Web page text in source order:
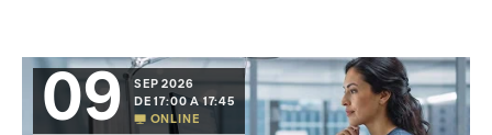
09
SEP 2026
DE 17:00 A 17:45
ONLINE